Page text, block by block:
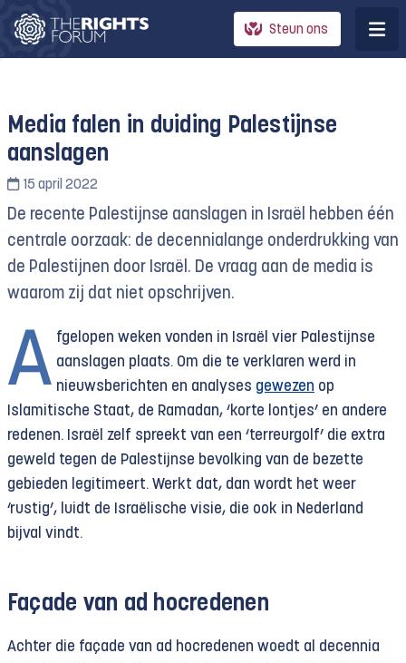
Steun ons
Media falen in duiding Palestijnse
aanslagen
15 april 2022
De recente Palestijnse aanslagen in Israël hebben één
centrale oorzaak: de decennialange onderdrukking van
de Palestijnen door Israël. De vraag aan de media is
waarom zij dat niet opschrijven.
A fgelopen weken vonden in Israël vier Palestijnse
aanslagen plaats. Om die te verklaren werd in
nieuwsberichten en analyses gewezen op
Islamitische Staat, de Ramadan, ‘korte lontjes’ en andere
redenen. Israël zelf spreekt van een ‘terreurgolf’ die extra
geweld tegen de Palestijnse bevolking van de bezette
gebieden legitimeert. Werkt dat, dan wordt het weer
‘rustig’, luidt de Israëlische visie, die ook in Nederland
bijval vindt.
Façade van ad hocredenen
Achter die façade van ad hocredenen woedt al decennia